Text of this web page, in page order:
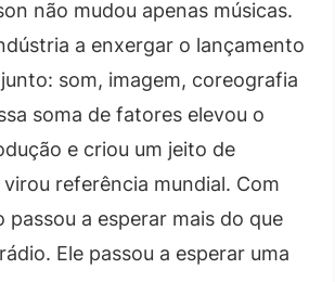
não mudou apenas músicas.
a enxergar o lançamento
som, imagem, coreografia
soma de fatores elevou o
e criou um jeito de
referência mundial. Com
passou a esperar mais do que
Ele passou a esperar uma